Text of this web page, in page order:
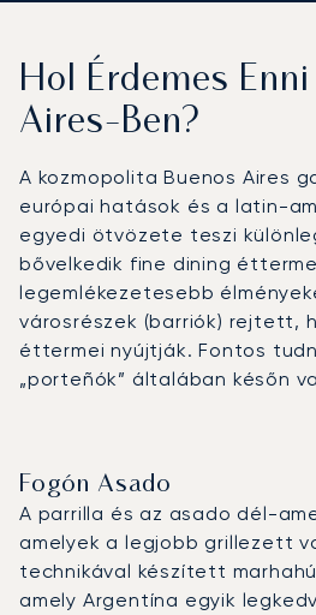
Hol Érdemes
Aires-Ben?
A kozmopolita Buenos Aires
európai hatások és a latin-
egyedi ötvözete teszi
bővelkedik fine dining
legemlékezetesebb
városrészek (barriók) rejtett,
éttermei nyújtják. Fontos
„porteñók” általában későn
Fogón Asado
A parrilla és az asado dél-
amelyek a legjobb grillezett
technikával készített
amely Argentína egyik